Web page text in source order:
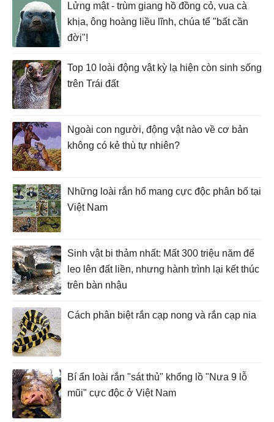
Lửng mật - trùm giang hồ đồng cỏ, vua cà
khịa, ông hoàng liều lĩnh, chúa tể "bất cần
đời"!
Top 10 loài động vật kỳ lạ hiện còn sinh sống
trên Trái đất
Ngoài con người, động vật nào về cơ bản
không có kẻ thù tự nhiên?
Những loài rắn hổ mang cực độc phân bố tại
Việt Nam
Sinh vật bi thảm nhất: Mất 300 triệu năm để
leo lên đất liền, nhưng hành trình lại kết thúc
trên bàn nhậu
Cách phân biệt rắn cạp nong và rắn cạp nia
Bí ẩn loài rắn "sát thủ" khổng lồ "Nưa 9 lỗ
mũi" cực độc ở Việt Nam